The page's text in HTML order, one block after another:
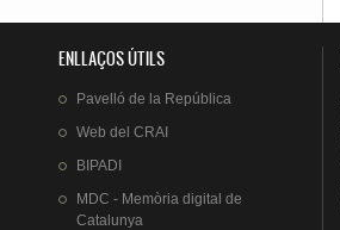
ENLLAÇOS ÚTILS
Pavelló de la República
Web del CRAI
BIPADI
MDC - Memòria digital de
Catalunya